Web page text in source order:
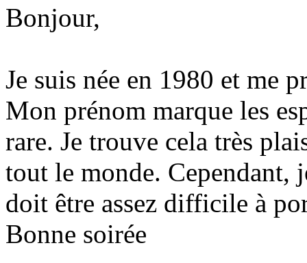
Bonjour,
Je suis née en 1980 et me
Mon prénom marque les
rare. Je trouve cela très
tout le monde. Cependant,
doit être assez difficile à
Bonne soirée